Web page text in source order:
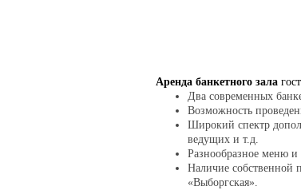
Аренда банкетного зала
Два современных
Возможность
Широкий спектр
ведущих и т.д.
Разнообразное меню
Наличие собственной
«Выборгская».